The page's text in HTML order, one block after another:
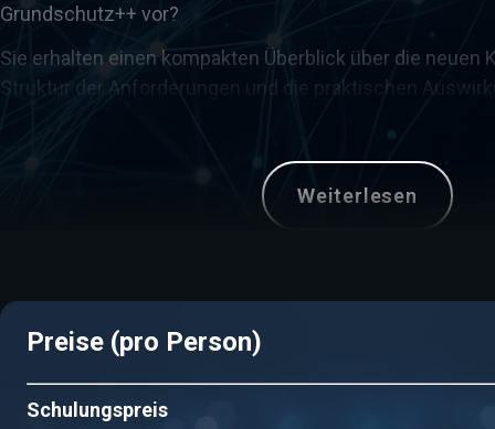
Grundschutz++ vor?
Sie erhalten einen kompakten Überblick über die neuen
Struktur der Anforderungen und die praktischen
Anpassungsbedarf entsteht und welche ersten
frühzeitig planen und durchführen.
Weiterlesen
Preise (pro Person)
Schulungspreis